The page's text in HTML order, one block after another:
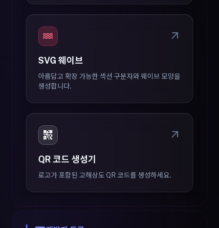
water arrow_outward
SVG 웨이브
아름답고 확장 가능한 섹션 구분자와 웨이브 모양을
생성합니다.
qr_code_2 arrow_outward
QR 코드 생성기
로고가 포함된 고해상도 QR 코드를 생성하세요.